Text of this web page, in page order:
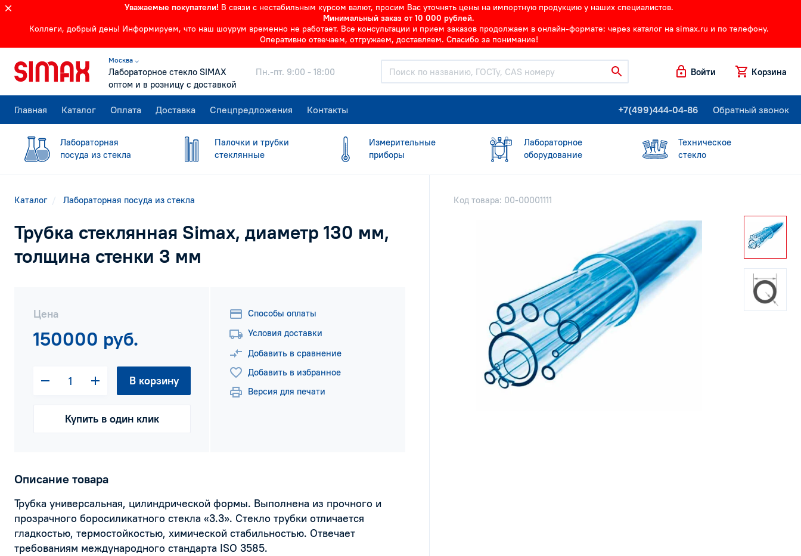
Уважаемые покупатели! В связи с нестабильным курсом валют, просим Вас уточнять цены на импортную продукцию у наших специалистов.
Минимальный заказ от 10 000 рублей.
Коллеги, добрый день! Информируем, что наш шоурум временно не работает. Все консультации и прием заказов продолжаем в онлайн-формате: через каталог на simax.ru и по телефону.
Оперативно отвечаем, отгружаем, доставляем. Спасибо за понимание!
Москва ⌵
Лабораторное стекло SIMAX
оптом и в розницу с доставкой
Пн.-пт. 9:00 - 18:00 Войти Корзина
Главная Каталог Оплата Доставка Спецпредложения Контакты +7(499)444-04-86 Обратный звонок
Лабораторная
посуда из стекла
Палочки и трубки
стеклянные
Измерительные
приборы
Лабораторное
оборудование
Техническое
стекло
Каталог Лабораторная посуда из стекла
Трубка стеклянная Simax, диаметр 130 мм,
толщина стенки 3 мм
Цена
150000 руб.
В корзину
Купить в один клик
Способы оплаты
Условия доставки
Добавить в сравнение
Добавить в избранное
Версия для печати
Описание товара
Трубка универсальная, цилиндрической формы. Выполнена из прочного и
прозрачного боросиликатного стекла «3.3». Стекло трубки отличается
гладкостью, термостойкостью, химической стабильностью. Отвечает
требованиям международного стандарта ISO 3585.
Код товара: 00-00001111